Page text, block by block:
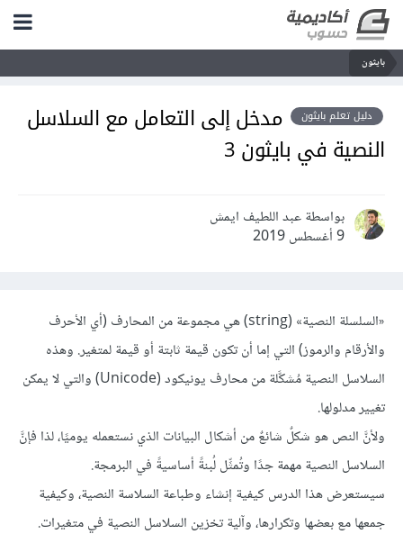
بايثون
دليل تعلم بايثون
مدخل إلى التعامل مع السلاسل
النصية في بايثون 3
بواسطة عبد اللطيف ايمش
9 أغسطس 2019
«السلسلة النصية» (string) هي مجموعة من المحارف (أي الأحرف
والأرقام والرموز) التي إما أن تكون قيمة ثابتة أو قيمة لمتغير. وهذه
السلاسل النصية مُشكَّلة من محارف يونيكود (Unicode) والتي لا يمكن
تغيير مدلولها.
ولأنَّ النص هو شكلٌ شائعٌ من أشكال البيانات الذي نستعمله يوميًا، لذا فإنَّ
السلاسل النصية مهمة جدًا وتُمثِّل لُبنةً أساسيةً في البرمجة.
سيستعرض هذا الدرس كيفية إنشاء وطباعة السلاسة النصية، وكيفية
جمعها مع بعضها وتكرارها، وآلية تخزين السلاسل النصية في متغيرات.